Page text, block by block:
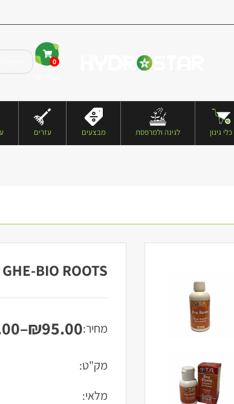
0
כלי גינון לגינה ולמרפסת מבצעים עזרים
GHE-BIO ROOTS תוסף מעודד השרשה
מחיר: ₪95.00
– טווח
עדמק"ט:
מלאי: